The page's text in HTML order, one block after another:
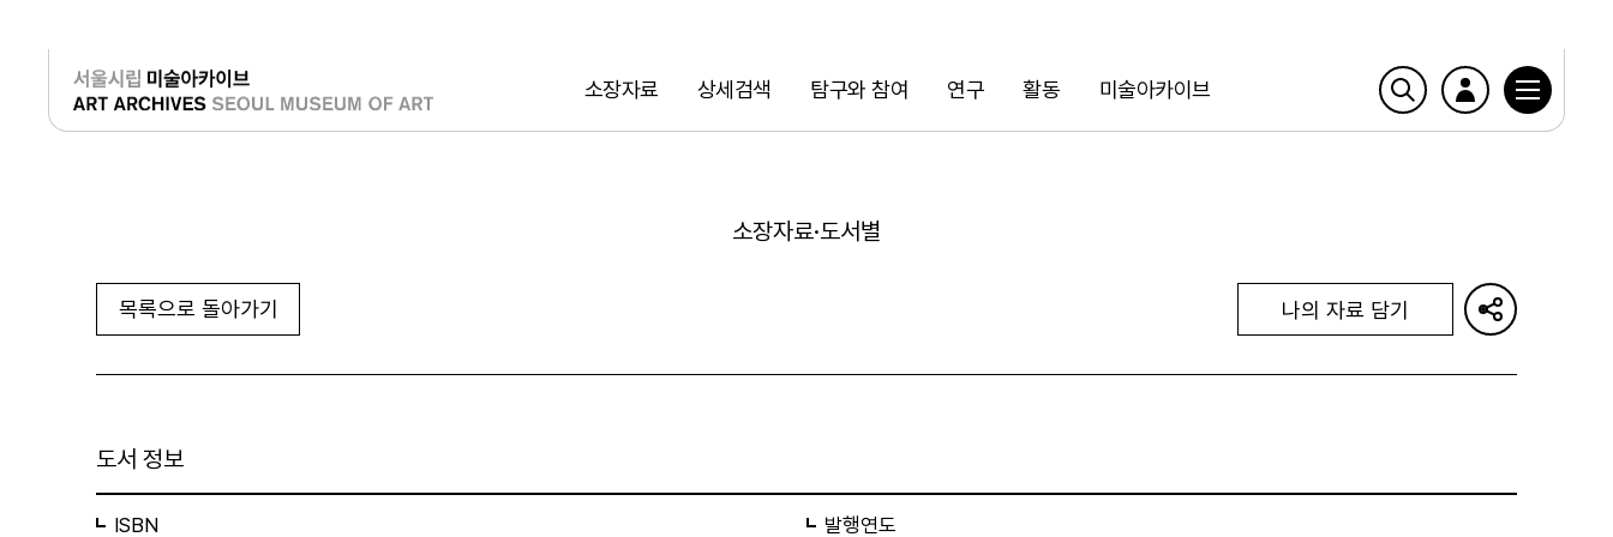
소장자료 상세검색 탐구와 참여 연구 활동 미술아카이브
검색
로그인
소장자료·도서별
목록으로 돌아가기 나의 자료 담기
도서 정보
ISBN 발행연도